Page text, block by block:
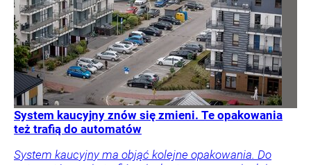
System kaucyjny znów się zmieni. Te opakowania
też trafią do automatów
System kaucyjny ma objąć kolejne opakowania. Do